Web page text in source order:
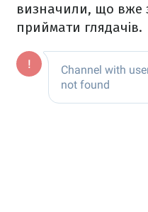
визначили, що вже
приймати глядачів.